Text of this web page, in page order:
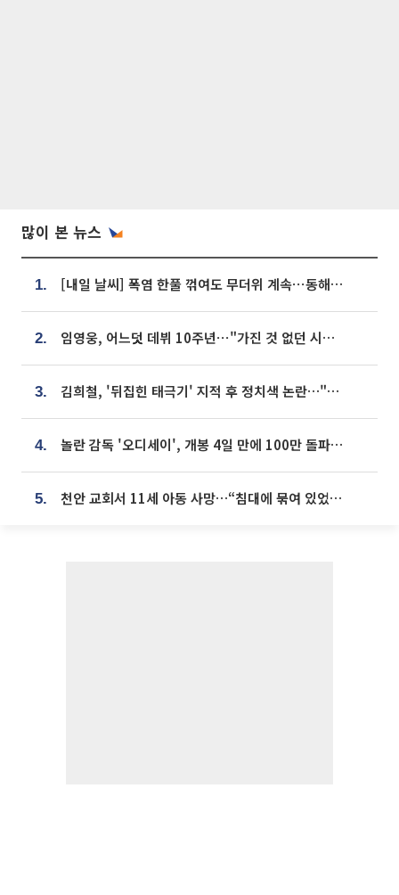
많이 본 뉴스
1. [내일 날씨] 폭염 한풀 꺾여도 무더위 계속⋯동해안 이틀 연속 비
2. 임영웅, 어느덧 데뷔 10주년⋯"가진 것 없던 시절, 내 앞엔 20명의 팬뿐"
3. 김희철, '뒤집힌 태극기' 지적 후 정치색 논란…"좌우 떠나 우리나라 국기"
4. 놀란 감독 '오디세이', 개봉 4일 만에 100만 돌파⋯'왕사남' 보다 빠르다
5. 천안 교회서 11세 아동 사망…“침대에 묶여 있었다” 진술 확보